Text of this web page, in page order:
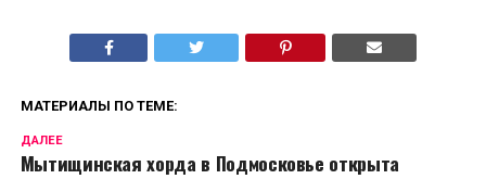
МАТЕРИАЛЫ ПО ТЕМЕ:
ДАЛЕЕ
Мытищинская хорда в Подмосковье открыта